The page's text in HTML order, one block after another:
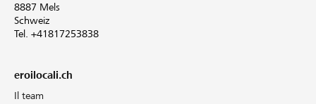
8887 Mels
Schweiz
Tel. +41817253838
eroilocali.ch
Il team